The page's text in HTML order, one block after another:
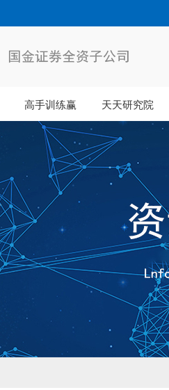
高手训练赢 天天研究院